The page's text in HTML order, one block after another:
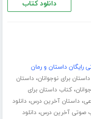
دانلود کتاب
داستان و رمان
برای نوجوانان،داستان
،کتاب داستان برای
،داستان آخرین درس،دانلود
صوتی آخرین درس،دانلود